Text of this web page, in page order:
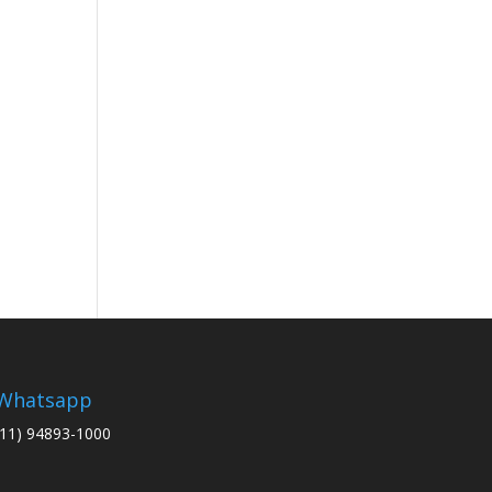
94893-1000